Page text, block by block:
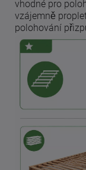
vhodné pro
vzájemně
polohování